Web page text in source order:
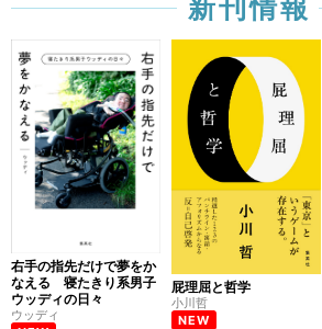
新刊情報
右手の指先だけで夢をか
なえる 寝たきり系男子
ウッディの日々
ウッディ
屁理屈と哲学
小川哲
NEW